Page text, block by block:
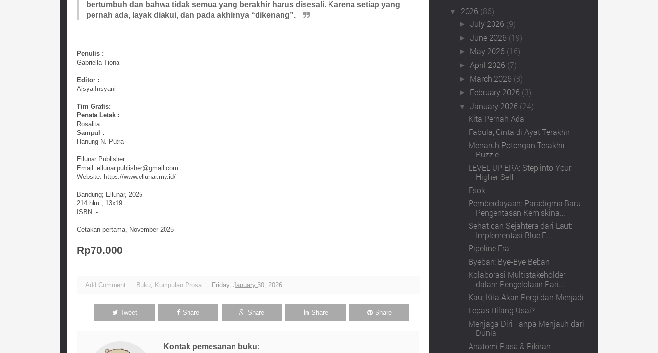
bertumbuh dan bahwa tidak semua yang berakhir harus disesali. Karena setiap yang
pernah ada, layak diakui, dan pada akhirnya “dikenang”.
Penulis :
Gabriella Tiona
Editor :
Aisya Insyani
Tim Grafis:
Penata Letak :
Rosalita
Sampul :
Hanung N. Putra
Ellunar Publisher
Email: ellunar.publisher@gmail.com
Website: https://www.ellunar.my.id/
Bandung; Ellunar, 2025
214 hlm., 13x19
ISBN: -
Cetakan pertama, November 2025
Rp70.000
Add Comment Buku, Kumpulan Prosa Friday, January 30, 2026
Tweet Share Share Share Share
Kontak pemesanan buku:
▼ 2026 (86)
►July 2026 (9)
►June 2026 (19)
► May 2026 (16)
► April 2026 (7)
► March 2026 (8)
► February 2026 (3)
▼January 2026 (24)
Kita Pernah Ada
Fabula, Cinta di Ayat Terakhir
Menaruh Potongan Terakhir
Puzzle
LEVEL UP ERA: Step into Your
Higher Self
Esok
Pemberdayaan: Paradigma Baru
Pengentasan Kemiskina...
Sehat dan Sejahtera dari Laut:
Implementasi Blue E...
Pipeline Era
Byeban: Bye-Bye Beban
Kolaborasi Multistakeholder
dalam Pengelolaan Pari...
Kau; Kita Akan Pergi dan Menjadi
Lepas Hilang Usai?
Menjaga Diri Tanpa Menjauh dari
Dunia
Anatomi Rasa & Pikiran